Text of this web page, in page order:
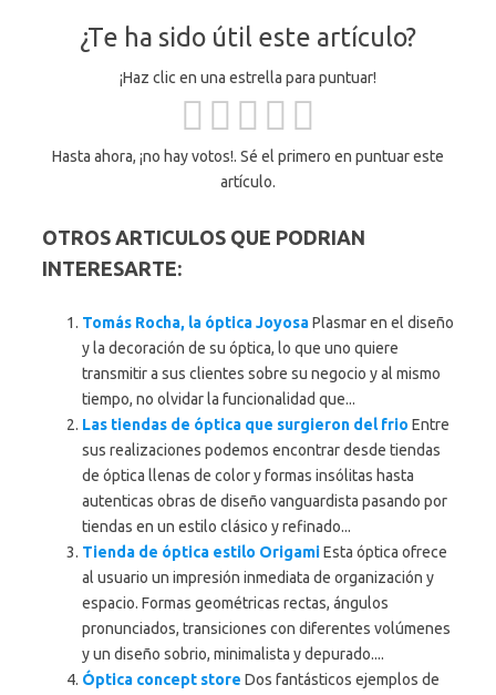
¿Te ha sido útil este artículo?
¡Haz clic en una estrella para puntuar!
Hasta ahora, ¡no hay votos!. Sé el primero en puntuar este
artículo.
OTROS ARTICULOS QUE PODRIAN
INTERESARTE:
Tomás Rocha, la óptica JoyosaPlasmar en el diseño
y la decoración de su óptica, lo que uno quiere
transmitir a sus clientes sobre su negocio y al mismo
tiempo, no olvidar la funcionalidad que...
Las tiendas de óptica que surgieron del frio Entre
sus realizaciones podemos encontrar desde tiendas
de óptica llenas de color y formas insólitas hasta
autenticas obras de diseño vanguardista pasando por
tiendas en un estilo clásico y refinado...
Tienda de óptica estilo OrigamiEsta óptica ofrece
al usuario un impresión inmediata de organización y
espacio. Formas geométricas rectas, ángulos
pronunciados, transiciones con diferentes volúmenes
y un diseño sobrio, minimalista y depurado....
Óptica concept store Dos fantásticos ejemplos de